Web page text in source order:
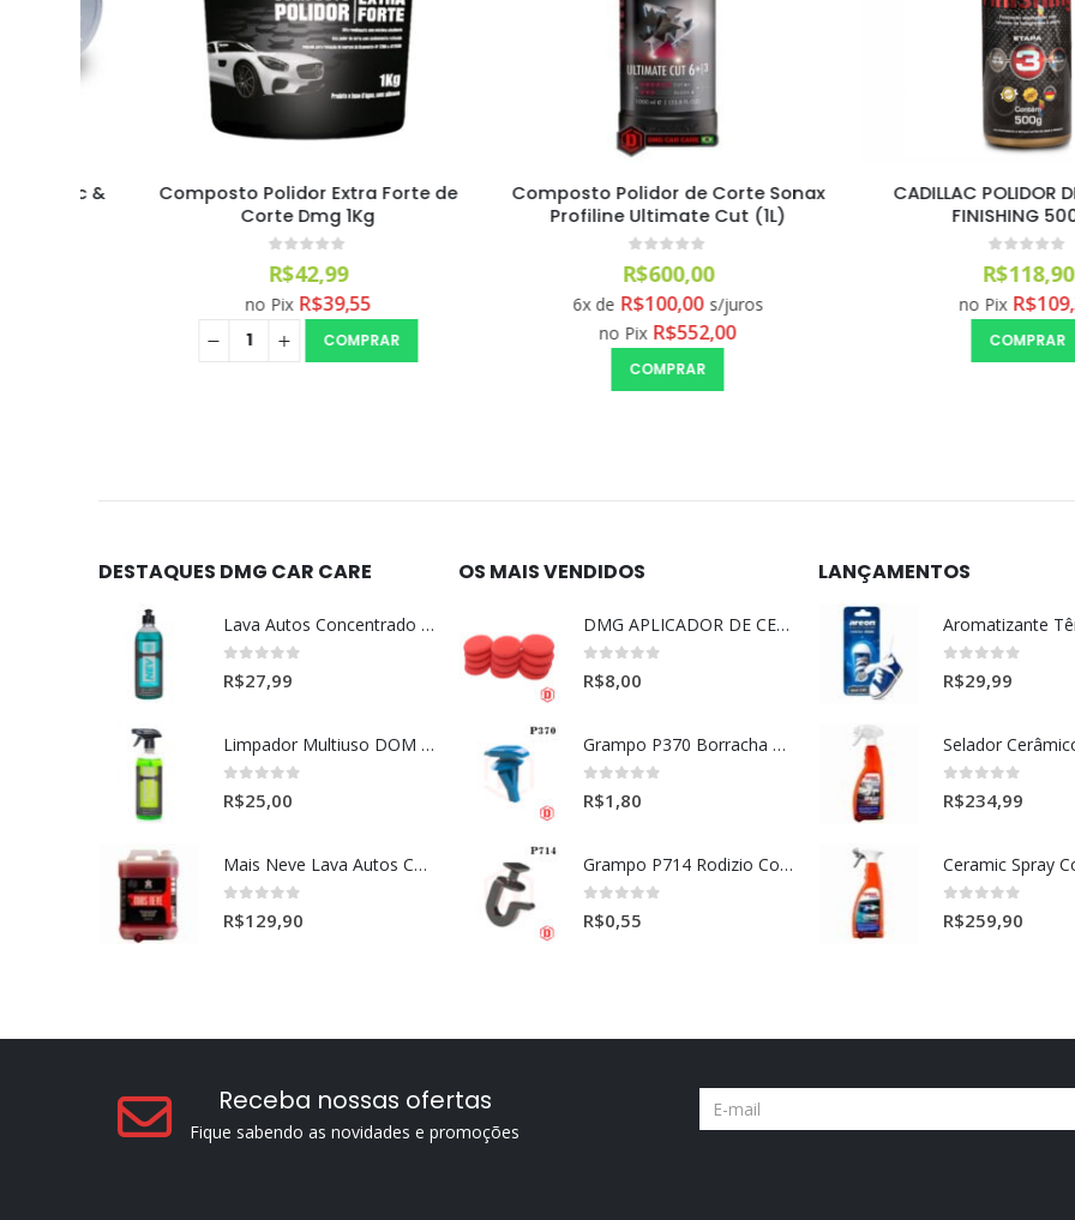
Composto Polidor Extra Forte de
Corte Dmg 1Kg
out of 5
42,99
no Pix R$39,55
COMPRAR
Composto Polidor de Corte Sonax
Profiline Ultimate Cut (1L)
out of 5
600,00
R$100,00 s/juros
no Pix R$552,00
COMPRAR
CADILLAC POLIDOR DE
FINISHING 500GR
out of 5
118,90
no Pix R$109,39
COMPRAR
DESTAQUES DMG CAR CARE
Lava Autos Concentrado NEV (nevada) 1:400 (500ml)
out of 5
R$27,99
Limpador Multiuso DOM (Dominos) Dmg Pronto P/Uso (500ml)
out of 5
R$25,00
Mais Neve Lava Autos Concentrado 1:400 X-SHINE 5Litros
out of 5
R$129,90
OS MAIS VENDIDOS
DMG APLICADOR DE CERA ULTRA MACIO VERMELHO l
out of 5
R$8,00
Grampo P370 Borracha Porta (HONDA-TOYOTA)
out of 5
R$1,80
Grampo P714 Rodizio Cortina (VOLVO)
out of 5
R$0,55
LANÇAMENTOS
out of 5
R$29,99
out of 5
R$234,99
out of 5
R$259,90
Receba nossas ofertas
Fique sabendo as novidades e promoções